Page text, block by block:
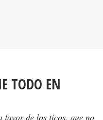
TODO EN
de los ticos, que no